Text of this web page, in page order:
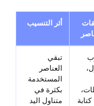
أثر التنسيب
تبقي
العناصر
المستخدمة
بكثرة في
متناول اليد